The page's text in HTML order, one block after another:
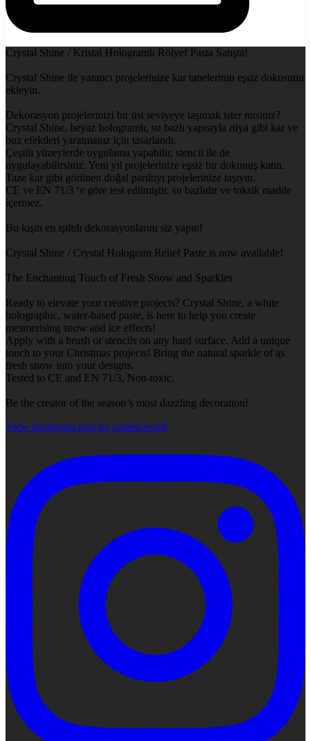
Crystal Shine / Kristal Hologramlı Rölyef Pasta Satışta!
Crystal Shine ile yaratıcı projelerinize kar tanelerinin eşsiz dokusunu
ekleyin.
Dekorasyon projelerinizi bir üst seviyeye taşımak ister misiniz?
Crystal Shine, beyaz hologramlı, su bazlı yapısıyla rüya gibi kar ve
buz efektleri yaratmanız için tasarlandı.
Çeşitli yüzeylerde uygulama yapabilir, stencil ile de
uygulayabilirsiniz. Yeni yıl projelerinize eşsiz bir dokunuş katın.
Taze kar gibi görünen doğal parıltıyı projelerinize taşıyın.
CE ve EN 71/3 ‘e göre test edilmiştir, su bazlıdır ve toksik madde
içermez.
Bu kışın en ışıltılı dekorasyonlarını siz yapın!
Crystal Shine / Crystal Hologram Relief Paste is now available!
The Enchanting Touch of Fresh Snow and Sparkles
Ready to elevate your creative projects? Crystal Shine, a white
holographic, water-based paste, is here to help you create
mesmerising snow and ice effects!
Apply with a brush or stencils on any hard surface. Add a unique
touch to your Christmas projects! Bring the natural sparkle of as
fresh snow into your designs.
Tested to CE and EN 71/3, Non-toxic.
Be the creator of the season’s most dazzling decoration!
View Instagram post by cadencecraft